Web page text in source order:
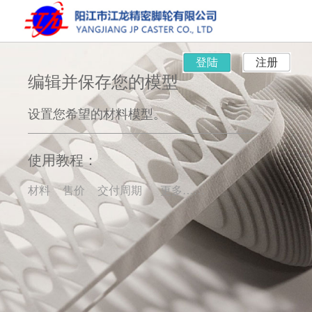
登陆 注册
编辑并保存您的模型
设置您希望的材料模型。
使用教程：
材料 售价 交付周期 更多……